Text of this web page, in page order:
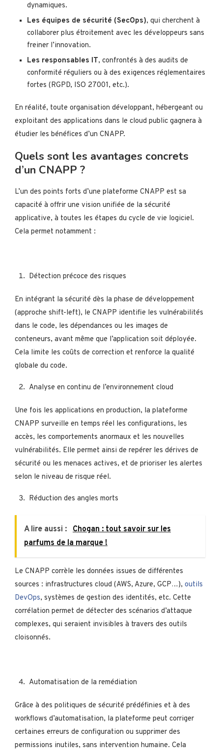
dynamiques.
Les équipes de sécurité (SecOps), qui cherchent à
collaborer plus étroitement avec les développeurs sans
freiner l’innovation.
Les responsables IT, confrontés à des audits de
conformité réguliers ou à des exigences réglementaires
fortes (RGPD, ISO 27001, etc.).
En réalité, toute organisation développant, hébergeant ou
exploitant des applications dans le cloud public gagnera à
étudier les bénéfices d’un CNAPP.
Quels sont les avantages concrets
d’un CNAPP ?
L’un des points forts d’une plateforme CNAPP est sa
capacité à offrir une vision unifiée de la sécurité
applicative, à toutes les étapes du cycle de vie logiciel.
Cela permet notamment :
Détection précoce des risques
En intégrant la sécurité dès la phase de développement
(approche shift-left), le CNAPP identifie les vulnérabilités
dans le code, les dépendances ou les images de
conteneurs, avant même que l’application soit déployée.
Cela limite les coûts de correction et renforce la qualité
globale du code.
Analyse en continu de l’environnement cloud
Une fois les applications en production, la plateforme
CNAPP surveille en temps réel les configurations, les
accès, les comportements anormaux et les nouvelles
vulnérabilités. Elle permet ainsi de repérer les dérives de
sécurité ou les menaces actives, et de prioriser les alertes
selon le niveau de risque réel.
Réduction des angles morts
A lire aussi :
Chogan : tout savoir sur les
parfums de la marque !
Le CNAPP corrèle les données issues de différentes
sources : infrastructures cloud (AWS, Azure, GCP…), outils
DevOps, systèmes de gestion des identités, etc. Cette
corrélation permet de détecter des scénarios d’attaque
complexes, qui seraient invisibles à travers des outils
cloisonnés.
Automatisation de la remédiation
Grâce à des politiques de sécurité prédéfinies et à des
workflows d’automatisation, la plateforme peut corriger
certaines erreurs de configuration ou supprimer des
permissions inutiles, sans intervention humaine. Cela